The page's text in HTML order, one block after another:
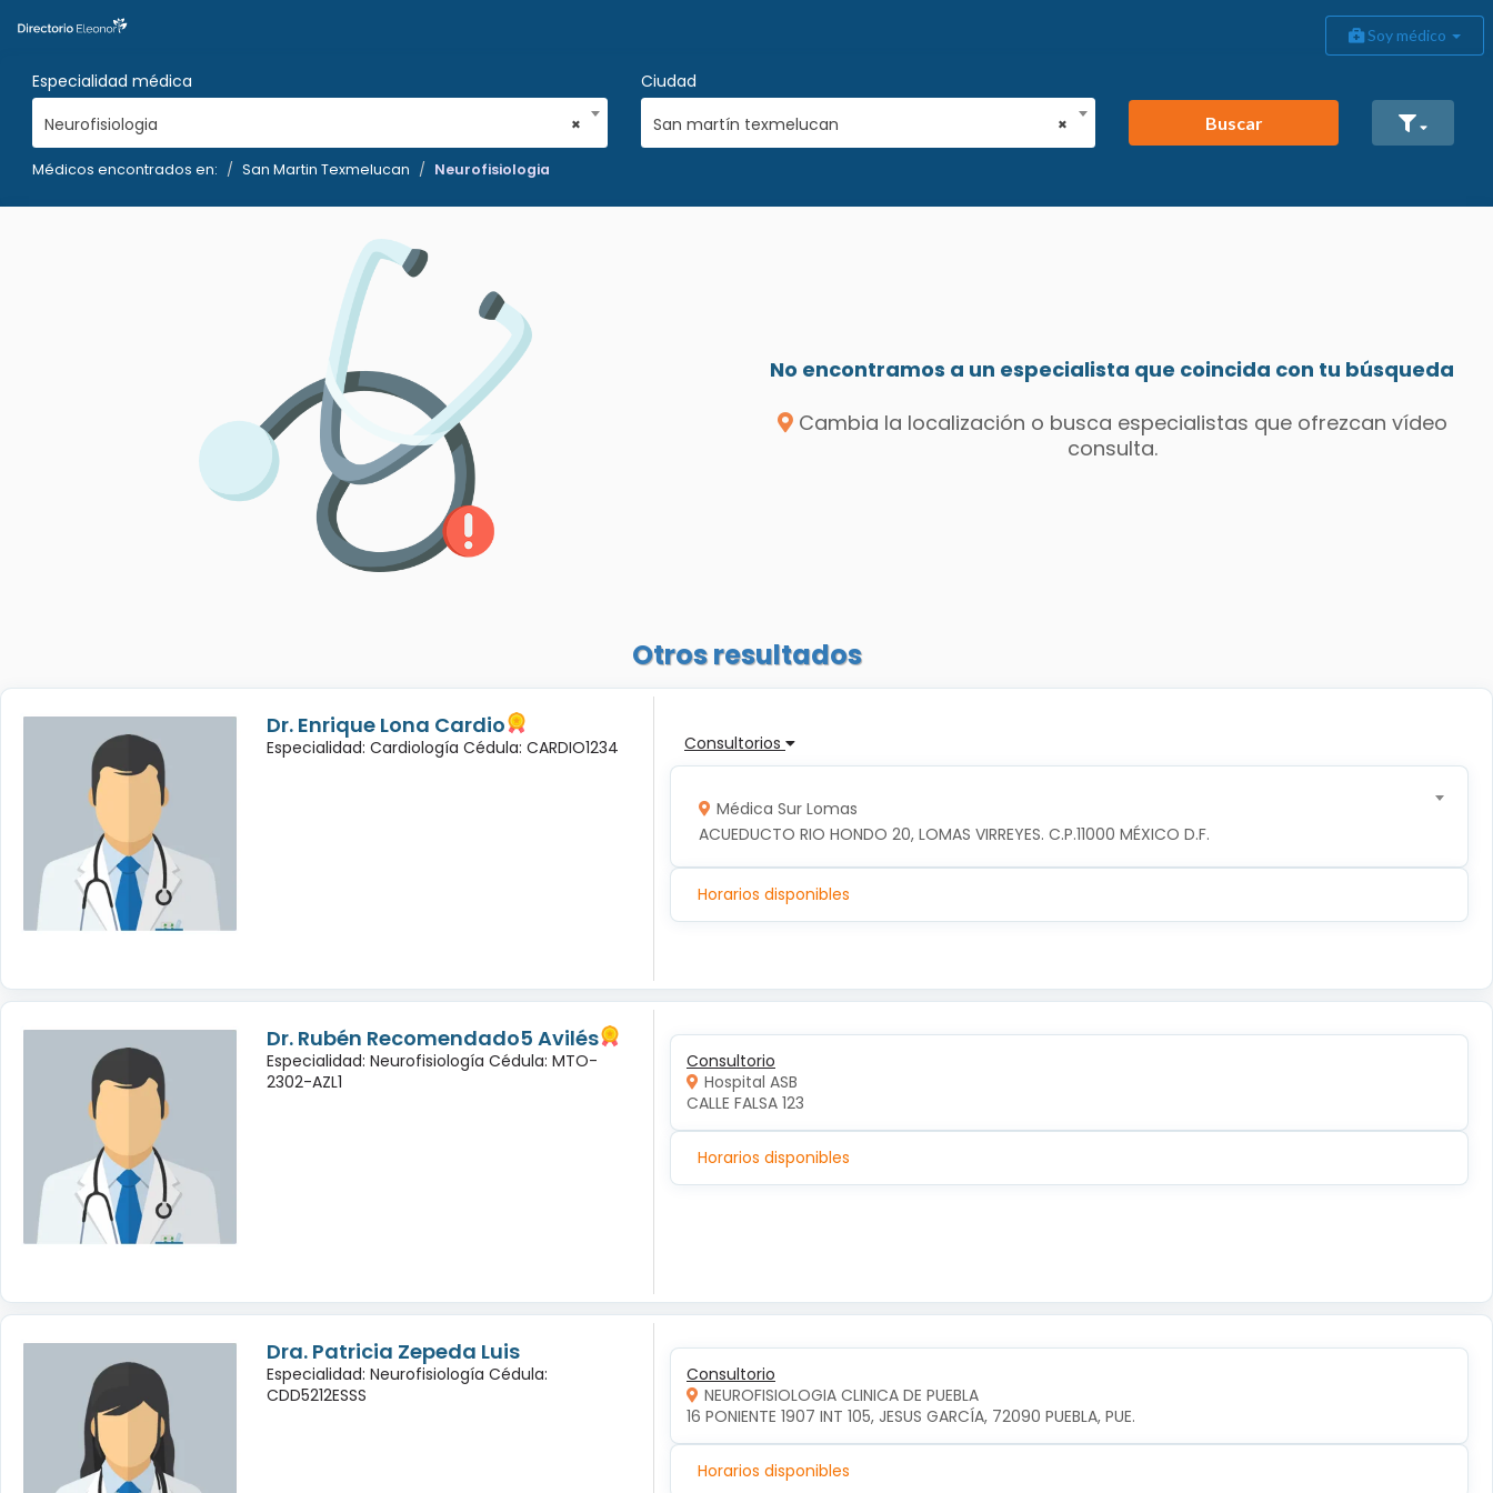
Soy médico
Especialidad médica
×
Neurofisiologia
Ciudad
×
San martín texmelucan Buscar
Médicos encontrados en: San Martin Texmelucan Neurofisiologia
No encontramos a un especialista que coincida con tu búsqueda
Cambia la localización o busca especialistas que ofrezcan vídeo
consulta.
Otros resultados
Dr. Enrique Lona Cardio
Especialidad: Cardiología Cédula: CARDIO1234 Consultorios
Médica Sur Lomas
ACUEDUCTO RIO HONDO 20, LOMAS VIRREYES. C.P.11000 MÉXICO D.F.
Horarios disponibles
Dr. Rubén Recomendado5 Avilés
Especialidad: Neurofisiología Cédula: MTO-
2302-AZL1
Consultorio
Hospital ASB
CALLE FALSA 123
Horarios disponibles
Dra. Patricia Zepeda Luis
Especialidad: Neurofisiología Cédula:
CDD5212ESSS
Consultorio
NEUROFISIOLOGIA CLINICA DE PUEBLA
16 PONIENTE 1907 INT 105, JESUS GARCÍA, 72090 PUEBLA, PUE.
Horarios disponibles